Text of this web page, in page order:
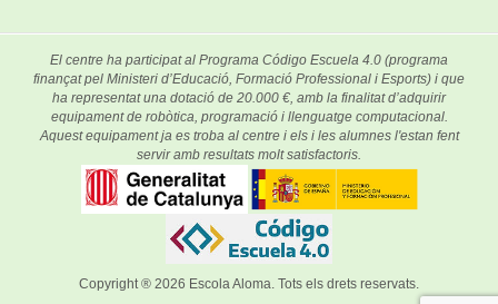
El centre ha participat al Programa Código Escuela 4.0 (programa
finançat pel Ministeri d’Educació, Formació Professional i Esports) i que
ha representat una dotació de 20.000 €, amb la finalitat d’adquirir
equipament de robòtica, programació i llenguatge computacional.
Aquest equipament ja es troba al centre i els i les alumnes l'estan fent
servir amb resultats molt satisfactoris.
Copyright ® 2026 Escola Aloma. Tots els drets reservats.